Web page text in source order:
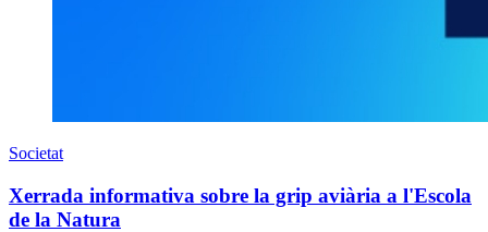
Societat
Xerrada informativa sobre la grip aviària a l'Escola
de la Natura